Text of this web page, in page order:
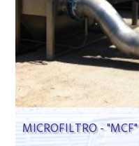
MICROFILTRO - "MCF"